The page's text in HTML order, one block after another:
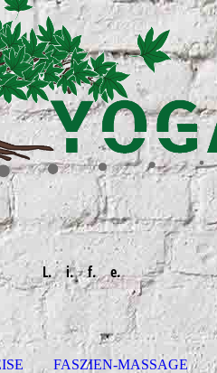
L. i. f. e.
FASZIEN-MASSAGE